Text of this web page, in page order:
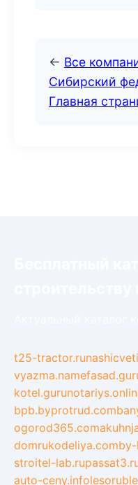
← Все
Сибирский
Главная
t25-tractor.ru
vyazma.name
kotel.guru
bpb.byprotrud.com
ogorod365.com
domrukodeliya.comby-
stroitel-lab.ru
auto-ceny.info